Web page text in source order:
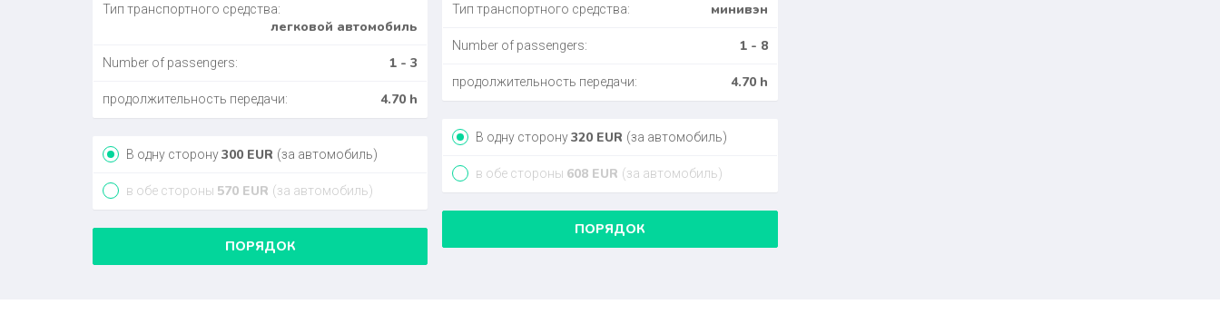
Тип транспортного средства:
легковой автомобиль
Number of passengers: 1 - 3
продолжительность передачи: 4.70 h
В одну сторону300 EUR (за автомобиль)
в обе стороны 570 EUR (за автомобиль)
ПОРЯДОК
Тип транспортного средства: минивэн
Number of passengers: 1 - 8
продолжительность передачи: 4.70 h
В одну сторону320 EUR (за автомобиль)
в обе стороны 608 EUR (за автомобиль)
ПОРЯДОК